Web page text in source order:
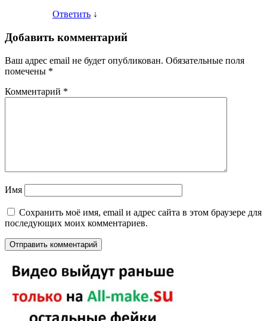
Ответить ↓
Добавить комментарий
Ваш адрес email не будет опубликован. Обязательные поля
помечены *
Комментарий *
Имя
Сохранить моё имя, email и адрес сайта в этом браузере для
последующих моих комментариев.